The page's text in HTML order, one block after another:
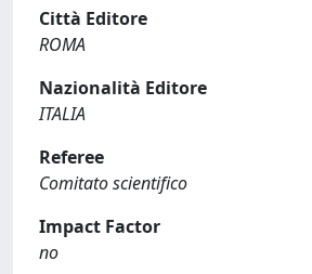
Città Editore
ROMA
Nazionalità Editore
ITALIA
Referee
Comitato scientifico
Impact Factor
no